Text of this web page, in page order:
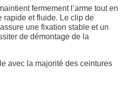
fermement l’arme tout en
rapide et fluide. Le clip de
une fixation stable et un
de démontage de la
avec la majorité des ceintures